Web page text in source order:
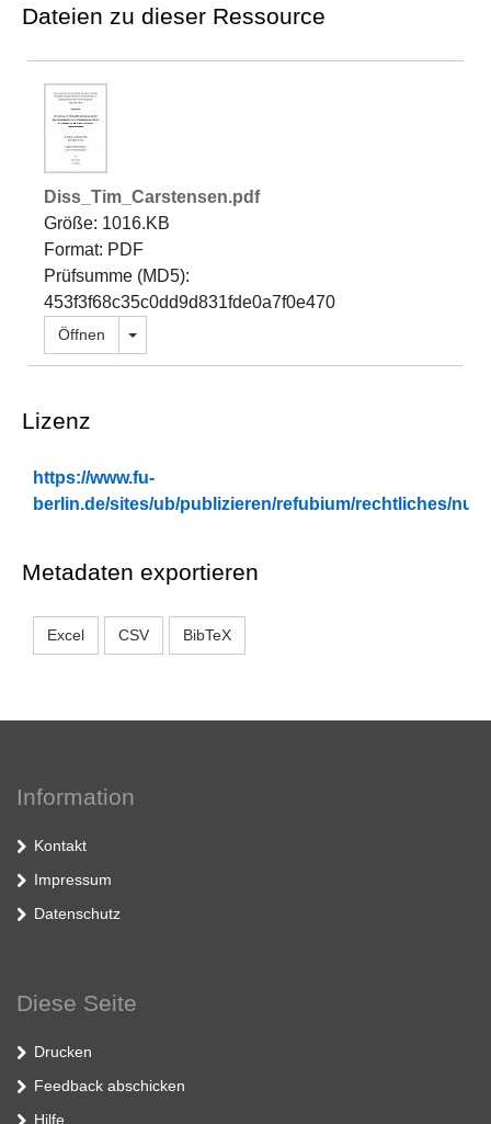
Dateien zu dieser Ressource
Diss_Tim_Carstensen.pdf
Größe: 1016.KB
Format: PDF
Prüfsumme (MD5):
453f3f68c35c0dd9d831fde0a7f0e470
Öffnen Dropdown öffnen
Lizenz
https://www.fu-
berlin.de/sites/ub/publizieren/refubium/rechtliches/
Metadaten exportieren
Excel CSV BibTeX
Information
Kontakt
Impressum
Datenschutz
Diese Seite
Drucken
Feedback abschicken
Hilfe